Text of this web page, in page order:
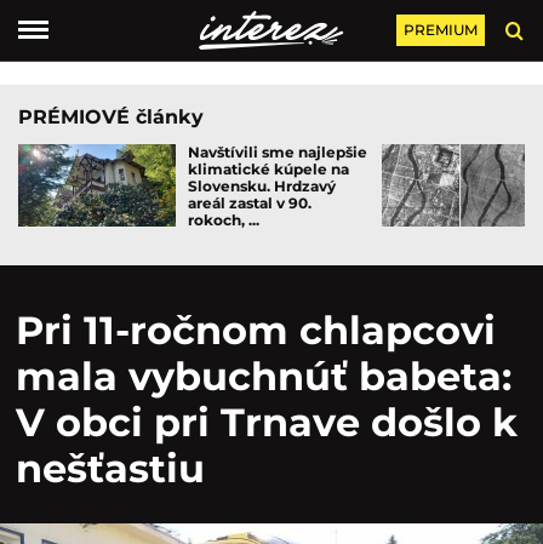
PREMIUM
PRÉMIOVÉ články
Navštívili sme najlepšie
klimatické kúpele na
Slovensku. Hrdzavý
areál zastal v 90.
rokoch, ...
Pri 11-ročnom chlapcovi
mala vybuchnúť babeta:
V obci pri Trnave došlo k
nešťastiu